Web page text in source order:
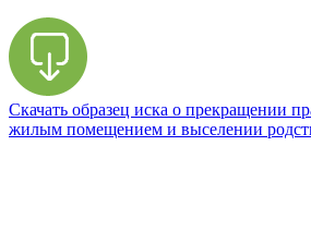
Скачать образец иска о прекращении
жилым помещением и выселении